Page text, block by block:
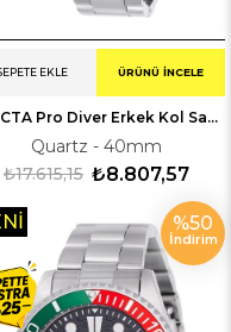
INVICTA Pro Diver Erkek Kol Saati 347355
Quartz - 40mm
₺8.807,57
₺17.615,15
EKLE ÜRÜNÜ İNCELE
%50
İndirim